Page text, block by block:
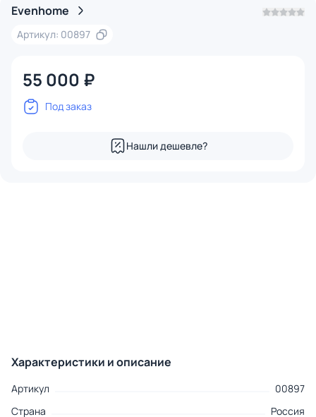
Evenhome
Артикул: 00897
55 000 ₽
Под заказ
Нашли дешевле?
Характеристики и описание
Артикул
00897
Страна
Россия